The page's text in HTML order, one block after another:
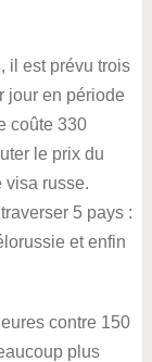
, il est prévu trois
jour en période
coûte 330
le prix du
visa russe.
5 pays :
et enfin
contre 150
plus